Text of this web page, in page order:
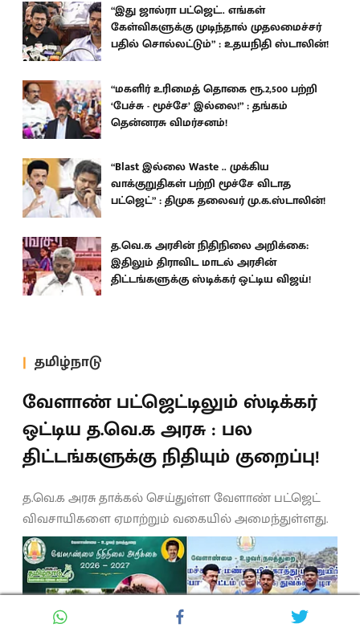
“இது ஜால்ரா பட்ஜெட்.. எங்கள்
கேள்விகளுக்கு முடிந்தால் முதலமைச்சர்
பதில் சொல்லட்டும்” : உதயநிதி ஸ்டாலின்!
“மகளிர் உரிமைத் தொகை ரூ.2,500 பற்றி
‘பேச்சு - மூச்சே’ இல்லை!” : தங்கம்
தென்னரசு விமர்சனம்!
“Blast இல்லை Waste .. முக்கிய
வாக்குறுதிகள் பற்றி மூச்சே விடாத
பட்ஜெட்” : திமுக தலைவர் மு.க.ஸ்டாலின்!
த.வெ.க அரசின் நிதிநிலை அறிக்கை:
இதிலும் திராவிட மாடல் அரசின்
திட்டங்களுக்கு ஸ்டிக்கர் ஒட்டிய விஜய்!
தமிழ்நாடு
வேளாண் பட்ஜெட்டிலும் ஸ்டிக்கர்
ஒட்டிய த.வெ.க அரசு : பல
திட்டங்களுக்கு நிதியும் குறைப்பு!
த.வெ.க அரசு தாக்கல் செய்துள்ள வேளாண் பட்ஜெட்
விவசாயிகளை ஏமாற்றும் வகையில் அமைந்துள்ளது.